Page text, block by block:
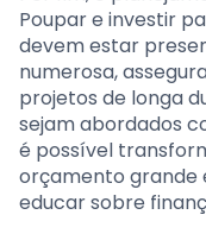
Poupar e investir
devem estar
numerosa,
projetos de longa
sejam abordados
é possível
orçamento grande
educar sobre